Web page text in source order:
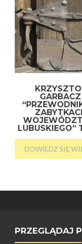
GARBACZ
LUBUSKIEGO”
DOWIEDZ SIĘ
PRZEGLĄDAJ